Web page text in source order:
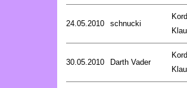
24.05.2010 schnucki
30.05.2010 Darth Vader